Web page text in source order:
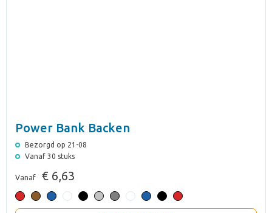
Power Bank Backen
Bezorgd op 21-08
Vanaf 30 stuks
Vanaf € 6,63